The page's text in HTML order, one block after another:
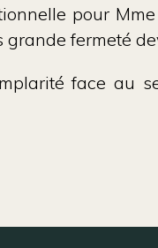
pour
fermeté
face au